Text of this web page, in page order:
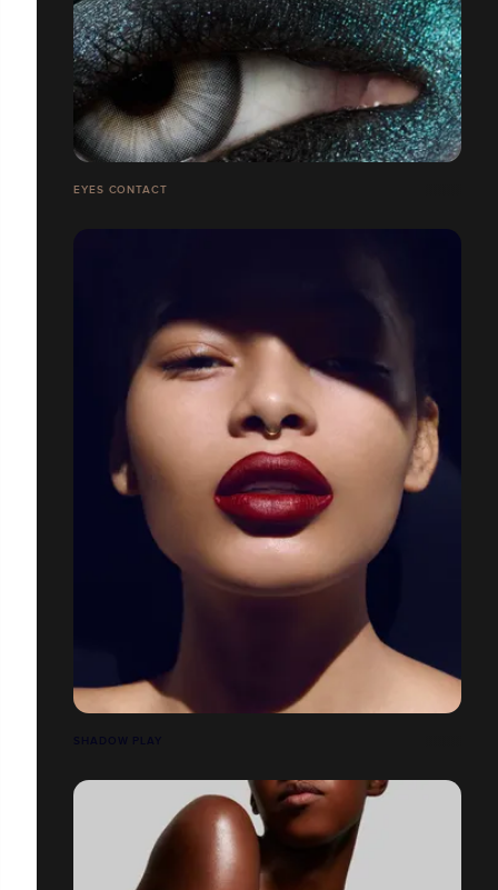
EYES CONTACT